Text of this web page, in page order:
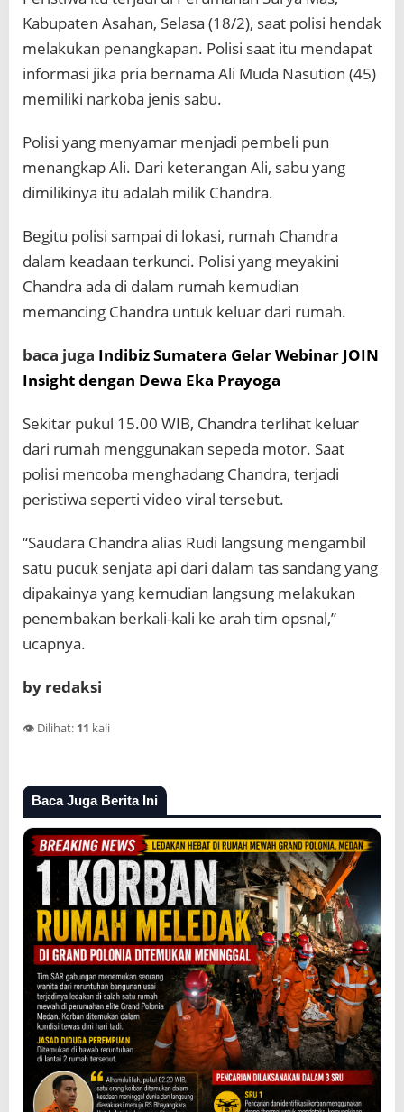
Kabupaten Asahan, Selasa (18/2), saat polisi hendak
melakukan penangkapan. Polisi saat itu mendapat
informasi jika pria bernama Ali Muda Nasution (45)
memiliki narkoba jenis sabu.
Polisi yang menyamar menjadi pembeli pun
menangkap Ali. Dari keterangan Ali, sabu yang
dimilikinya itu adalah milik Chandra.
Begitu polisi sampai di lokasi, rumah Chandra
dalam keadaan terkunci. Polisi yang meyakini
Chandra ada di dalam rumah kemudian
memancing Chandra untuk keluar dari rumah.
baca juga Indibiz Sumatera Gelar Webinar JOIN
Insight dengan Dewa Eka Prayoga
Sekitar pukul 15.00 WIB, Chandra terlihat keluar
dari rumah menggunakan sepeda motor. Saat
polisi mencoba menghadang Chandra, terjadi
peristiwa seperti video viral tersebut.
“Saudara Chandra alias Rudi langsung mengambil
satu pucuk senjata api dari dalam tas sandang yang
dipakainya yang kemudian langsung melakukan
penembakan berkali-kali ke arah tim opsnal,”
ucapnya.
by redaksi
👁️ Dilihat: 11 kali
Baca Juga Berita Ini